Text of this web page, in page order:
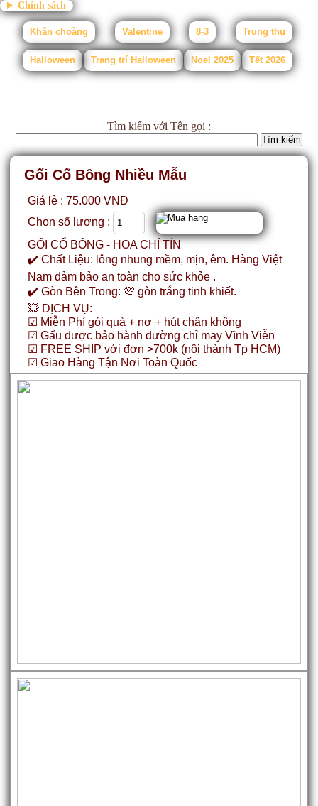
Chính sách
Khăn choàng Valentine 8-3 Trung thu
Halloween Trang trí Halloween Noel 2025 Tết 2026
Tìm kiếm với Tên gọi :
Gối Cổ Bông Nhiều Mẫu
Giá lẻ : 75.000 VNĐ
Chọn số lượng :
GỐI CỔ BÔNG - HOA CHÍ TÍN
✔️ Chất Liệu: lông nhung mềm, mịn, êm. Hàng Việt
Nam đảm bảo an toàn cho sức khỏe .
✔️ Gòn Bên Trong: 💯 gòn trắng tinh khiết.
💥 DỊCH VỤ:
☑ Miễn Phí gói quà + nơ + hút chân không
☑ Gấu được bảo hành đường chỉ may Vĩnh Viễn
☑ FREE SHIP với đơn >700k (nội thành Tp HCM)
☑ Giao Hàng Tận Nơi Toàn Quốc